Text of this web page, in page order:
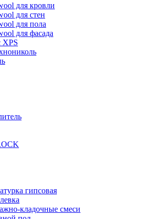
для кровли
для стен
для пола
для фасада
XPS
гипсовая
кладочные смеси